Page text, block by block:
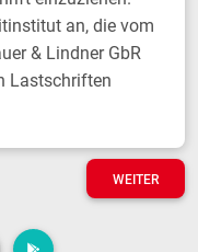
an, die vom
& Lindner GbR
Lastschriften
WEITER